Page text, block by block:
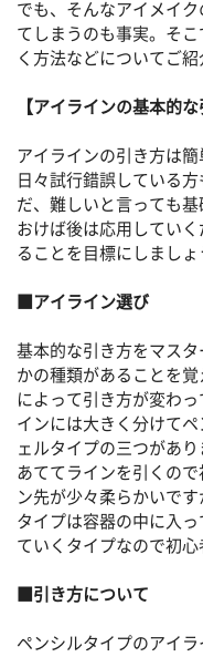
でも、そんなアイメイ
てしまうのも事実。そこ
く方法などについてご紹
【アイラインの基本的な
アイラインの引き方は
日々試行錯誤している
だ、難しいと言っても
おけば後は応用してい
ることを目標にしましょ
■アイライン選び
基本的な引き方をマス
かの種類があることを
によって引き方が変わ
インには大きく分けて
ェルタイプの三つがあ
あててラインを引くの
ン先が少々柔らかいで
タイプは容器の中に入
ていくタイプなので初心
■引き方について
ペンシルタイプのアイ